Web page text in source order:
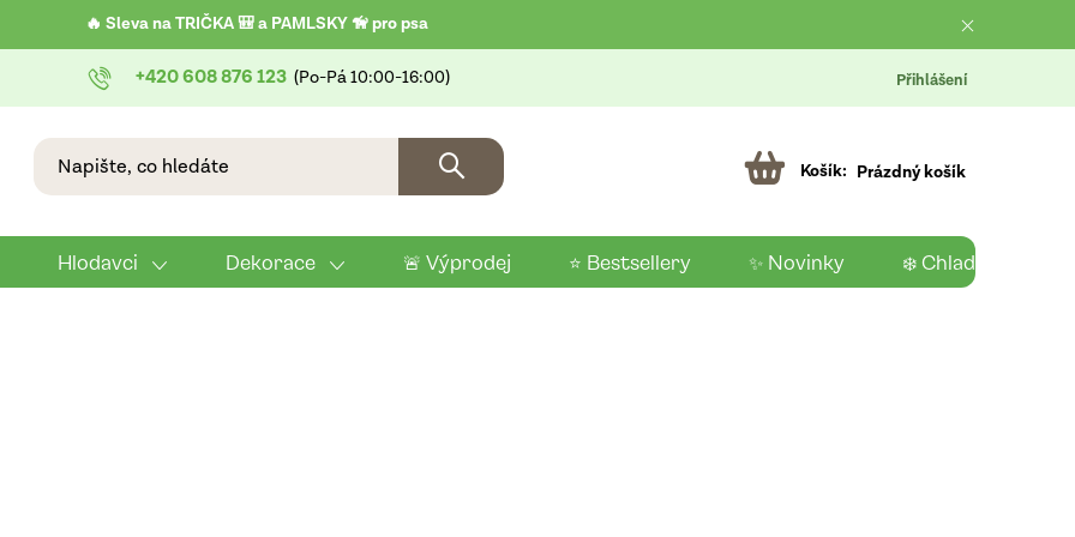
🔥 Sleva na TRIČKA 🎒 a PAMLSKY 🦮 pro psa
+420 608 876 123 Přihlášení
Prázdný košík
Hlodavci Dekorace 🚨 Výprodej ⭐ Bestsellery ✨ Novinky ❄️ Chladící